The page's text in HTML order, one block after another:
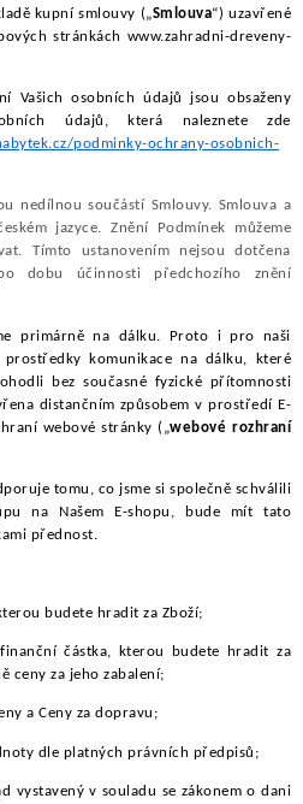
Doprava nábytku k Vám
kupní smlouvy („Smlouva“) uzavřené
stránkách www.zahradni-dreveny-
Vašich osobních údajů jsou obsaženy
údajů, která naleznete zde
podminky-ochrany-osobnich-
nedílnou součástí Smlouvy. Smlouva a
jazyce. Znění Podmínek můžeme
Tímto ustanovením nejsou dotčena
dobu účinnosti předchozího znění
primárně na dálku. Proto i pro naši
komunikace na dálku, které
bez současné fyzické přítomnosti
distančním způsobem v prostředí E-
webové stránky („webové rozhraní
tomu, co jsme si společně schválili
na Našem E-shopu, bude mít tato
přednost.
budete hradit za Zboží;
částka, kterou budete hradit za
ceny za jeho zabalení;
a Ceny za dopravu;
dle platných právních předpisů;
vystavený v souladu se zákonem o dani